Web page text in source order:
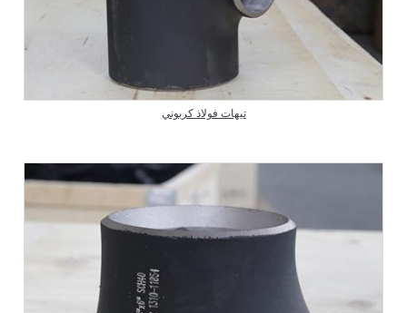
تيهات فولاذ كربوني